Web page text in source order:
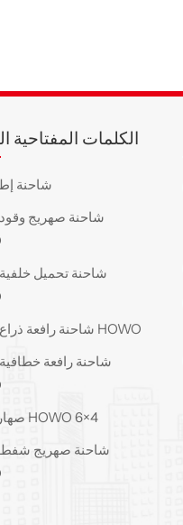
الكلمات المفتاحية
شاحنة
شاحنة صهريج
شاحنة تحميل
شاحنة رافعة ذراع من نوع HOWO
شاحنة رافعة
صهاريج مياه HOWO 6×4
شاحنة صهريج شفط